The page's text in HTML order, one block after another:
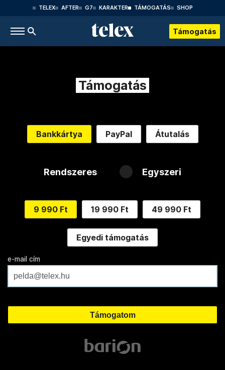
TELEX AFTER G7 KARAKTER TÁMOGATÁS SHOP
Támogatás
Támogatás
Bankkártya PayPal Átutalás
Rendszeres Egyszeri
9 990 Ft 19 990 Ft 49 990 Ft
Egyedi támogatás
e-mail cím